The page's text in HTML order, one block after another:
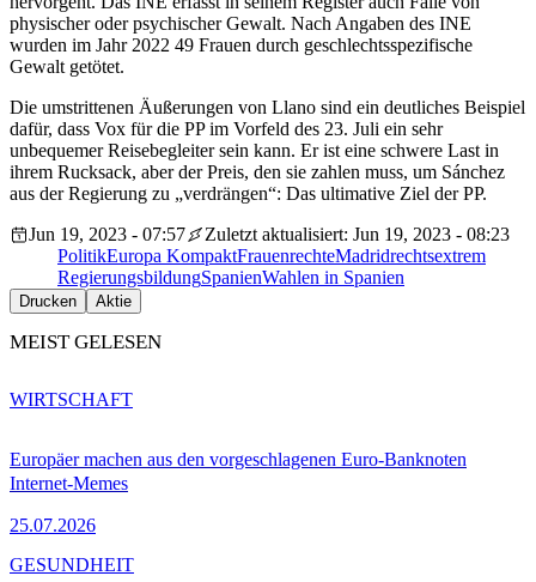
physischer oder psychischer Gewalt. Nach Angaben des INE
wurden im Jahr 2022 49 Frauen durch geschlechtsspezifische
Gewalt getötet.
Die umstrittenen Äußerungen von Llano sind ein deutliches Beispiel
dafür, dass Vox für die PP im Vorfeld des 23. Juli ein sehr
unbequemer Reisebegleiter sein kann. Er ist eine schwere Last in
ihrem Rucksack, aber der Preis, den sie zahlen muss, um Sánchez
aus der Regierung zu „verdrängen“: Das ultimative Ziel der PP.
Jun 19, 2023 - 07:57
Zuletzt aktualisiert: Jun 19, 2023 - 08:23
PolitikEuropa KompaktFrauenrechteMadridrechtsextrem
RegierungsbildungSpanienWahlen in Spanien
Drucken Aktie
MEIST GELESEN
Europäer machen aus den vorgeschlagenen Euro-Banknoten
Internet-Memes
25.07.2026
WIRTSCHAFT
GESUNDHEIT